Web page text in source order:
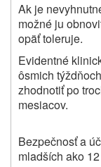
Ak je
možné ju
opäť toleruje.
Evidentné
ôsmich
zhodnotiť po
mesiacov.
Bezpečnosť a
mladších ako